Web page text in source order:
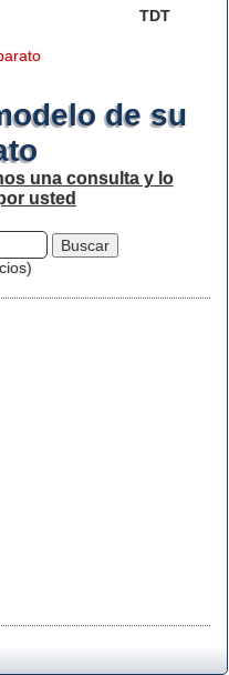
TDT
de su
una consulta y lo
usted